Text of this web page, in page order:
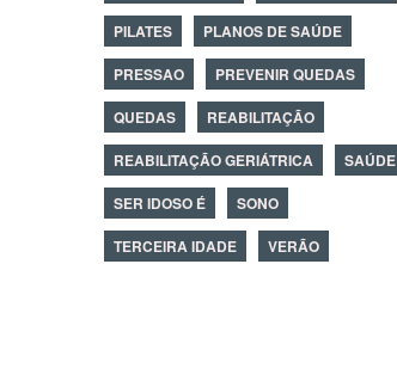
PILATES
PLANOS DE SAÚDE
PRESSAO
PREVENIR QUEDAS
QUEDAS
REABILITAÇÃO
REABILITAÇÃO GERIÁTRICA
SAÚDE
SER IDOSO É
SONO
TERCEIRA IDADE
VERÃO